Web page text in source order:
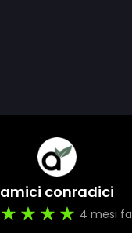
amici conradici
4 mesi fa